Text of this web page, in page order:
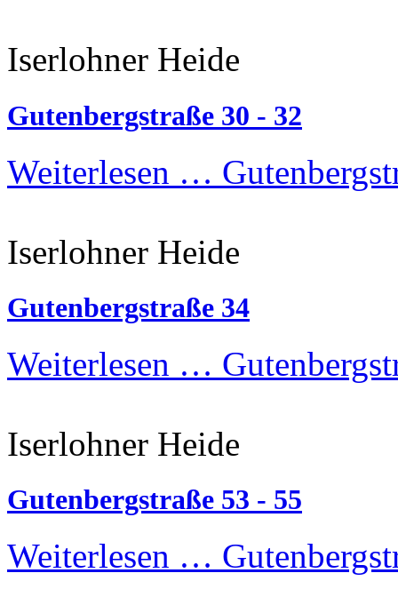
Iserlohner Heide
Gutenbergstraße 30 - 32
Weiterlesen …
Iserlohner Heide
Gutenbergstraße 34
Weiterlesen …
Iserlohner Heide
Gutenbergstraße 53 - 55
Weiterlesen …